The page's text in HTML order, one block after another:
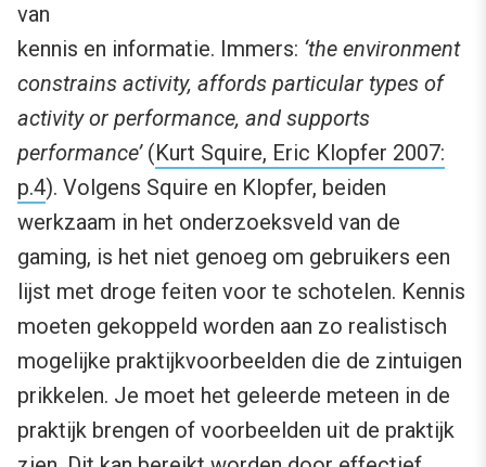
van
kennis en informatie. Immers: ‘the environment
constrains activity, affords particular types of
activity or performance, and supports
performance’(Kurt Squire, Eric Klopfer 2007:
p.4). Volgens Squire en Klopfer, beiden
werkzaam in het onderzoeksveld van de
gaming, is het niet genoeg om gebruikers een
lijst met droge feiten voor te schotelen. Kennis
moeten gekoppeld worden aan zo realistisch
mogelijke praktijkvoorbeelden die de zintuigen
prikkelen. Je moet het geleerde meteen in de
praktijk brengen of voorbeelden uit de praktijk